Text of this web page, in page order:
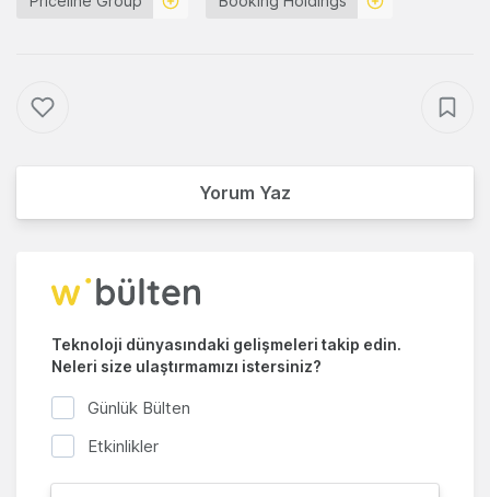
Yorum Yaz
Teknoloji dünyasındaki gelişmeleri takip edin.
Neleri size ulaştırmamızı istersiniz?
Günlük Bülten
Etkinlikler